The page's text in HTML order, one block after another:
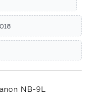
NB-9L